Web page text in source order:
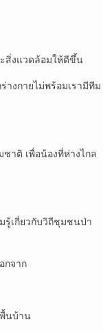
สิ่งแวดล้อมให้ดีขึ้น
างกายไม่พร้อมเรามีทีม
าติ เพื่อน้องที่ห่างไกล
รู้เกี่ยวกับวิถีชุมชนป่า
กจาก
พื้นบ้าน